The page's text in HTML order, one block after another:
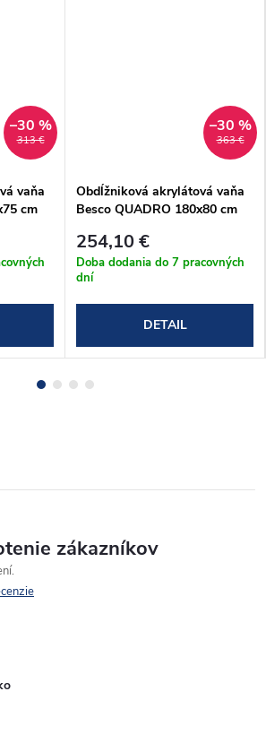
313 €
–30 %
vaňa
cm
363 €
–30 %
Obdĺžniková akrylátová vaňa
Besco QUADRO 180x80 cm
254,10 €
Doba dodania do 7 pracovných
dní
DETAIL
zákazníkov